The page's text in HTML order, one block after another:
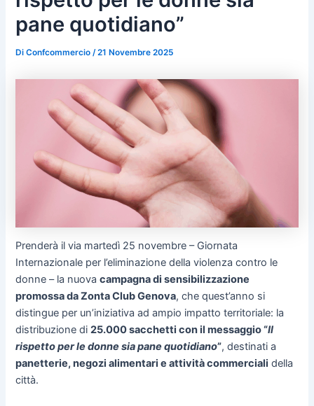
pane quotidiano”
DiConfcommercio/21 Novembre 2025
Prenderà il via martedì 25 novembre – Giornata
Internazionale per l’eliminazione della violenza contro le
donne – la nuovacampagna di sensibilizzazione
promossa da Zonta Club Genova, che quest’anno si
distingue per un’iniziativa ad ampio impatto territoriale: la
distribuzione di25.000 sacchetti con il messaggio “Il
rispetto per le donne sia pane quotidiano”, destinati a
panetterie, negozi alimentari e attività commerciali della
città.